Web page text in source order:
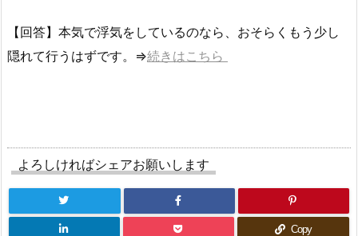
【回答】本気で浮気をしているのなら、おそらくもう少し
隠れて行うはずです。⇒続きはこちら
よろしければシェアお願いします
Copy